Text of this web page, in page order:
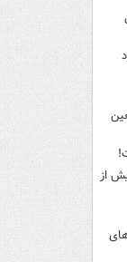
از